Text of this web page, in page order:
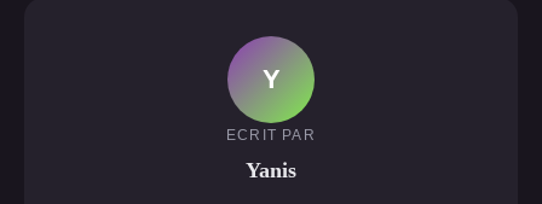
Y
ECRIT PAR
Yanis